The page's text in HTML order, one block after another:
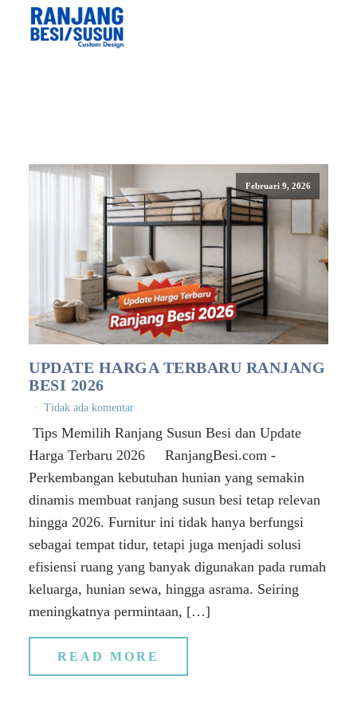
Februari 9, 2026
UPDATE HARGA TERBARU RANJANG
BESI 2026
Tidak ada komentar
Tips Memilih Ranjang Susun Besi dan Update
Harga Terbaru 2026 RanjangBesi.com -
Perkembangan kebutuhan hunian yang semakin
dinamis membuat ranjang susun besi tetap relevan
hingga 2026. Furnitur ini tidak hanya berfungsi
sebagai tempat tidur, tetapi juga menjadi solusi
efisiensi ruang yang banyak digunakan pada rumah
keluarga, hunian sewa, hingga asrama. Seiring
meningkatnya permintaan, […]
READ MORE